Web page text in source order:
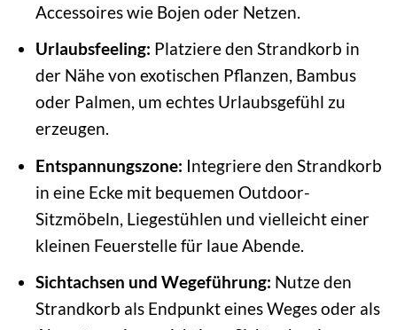
Accessoires wie Bojen oder Netzen.
Urlaubsfeeling: Platziere den Strandkorb in
der Nähe von exotischen Pflanzen, Bambus
oder Palmen, um echtes Urlaubsgefühl zu
erzeugen.
Entspannungszone: Integriere den Strandkorb
in eine Ecke mit bequemen Outdoor-
Sitzmöbeln, Liegestühlen und vielleicht einer
kleinen Feuerstelle für laue Abende.
Sichtachsen und Wegeführung: Nutze den
Strandkorb als Endpunkt eines Weges oder als